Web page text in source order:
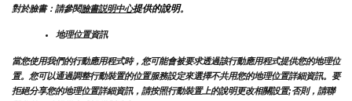
對於臉書：請參閱臉書説明中心提供的說明。
地理位置資訊
當您使用我們的行動應用程式時，您可能會被要求透過該行動應用程式提供您的地理位
置。您可以通過調整行動裝置的位置服務設定來選擇不共用您的地理位置詳細資訊。要
拒絕分享您的地理位置詳細資訊，請按照行動裝置上的說明更改相關設置;否則，請聯